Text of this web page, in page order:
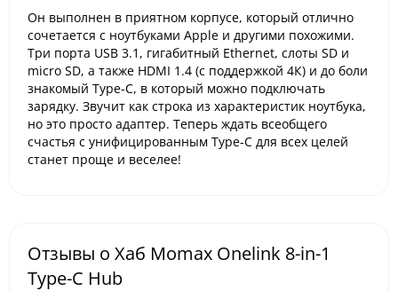
Он выполнен в приятном корпусе, который отлично
сочетается с ноутбуками Apple и другими похожими.
Три порта USB 3.1, гигабитный Ethernet, слоты SD и
micro SD, а также HDMI 1.4 (с поддержкой 4К) и до боли
знакомый Type-C, в который можно подключать
зарядку. Звучит как строка из характеристик ноутбука,
но это просто адаптер. Теперь ждать всеобщего
счастья с унифицированным Type-C для всех целей
станет проще и веселее!
Отзывы о Хаб Momax Onelink 8-in-1
Type-C Hub